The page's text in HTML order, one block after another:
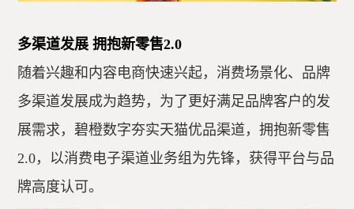
多渠道发展 拥抱新零售2.0
随着兴趣和内容电商快速兴起，消费场景化、品牌
多渠道发展成为趋势，为了更好满足品牌客户的发
展需求，碧橙数字夯实天猫优品渠道，拥抱新零售
2.0，以消费电子渠道业务组为先锋，获得平台与品
牌高度认可。